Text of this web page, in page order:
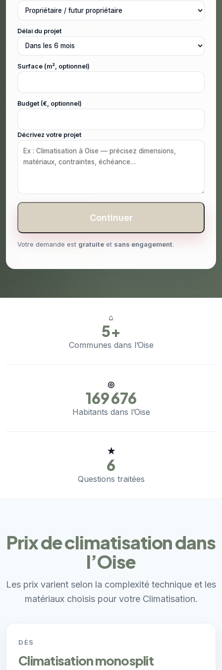
Délai du projet
Surface (m², optionnel)
Budget (€, optionnel)
Décrivez votre projet
Continuer
Votre demande est gratuite et sans engagement.
⌂
5+
Communes dans l’Oise
◎
169 676
Habitants dans l’Oise
★
6
Questions traitées
Prix de climatisation dans
l’Oise
Les prix varient selon la complexité technique et les
matériaux choisis pour votre Climatisation.
DÈS
Climatisation monosplit